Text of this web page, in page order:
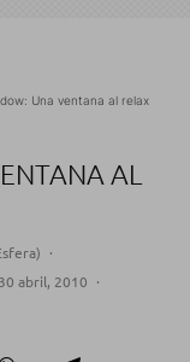
Una ventana al relax
AL
·
30 abril, 2010 ·